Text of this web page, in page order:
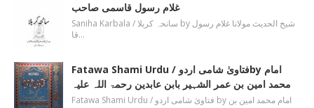
غلام رسول قاسمی صاحب
Saniha Karbala / سانحہ کربلا by شیخ الحدیث مولانا غلام رسول
قا…
Fatawa Shami Urdu / فتاویٰ شامی اردوby امام
محمد امین بن عمر الشہیر بابن عابدین رحمۃ اللہ علیہ
Fatawa Shami Urdu / فتاویٰ شامی اردو by امام محمد امین بن